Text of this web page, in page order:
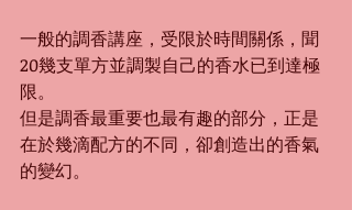
一般的調香講座，受限於時間關係，聞
20幾支單方並調製自己的香水已到達極
限。
但是調香最重要也最有趣的部分，正是
在於幾滴配方的不同，卻創造出的香氣
的變幻。